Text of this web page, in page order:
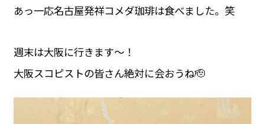
あっ一応名古屋発祥コメダ珈琲は食べました。笑
週末は大阪に行きます〜！
大阪スコピストの皆さん絶対に会おうね🫡